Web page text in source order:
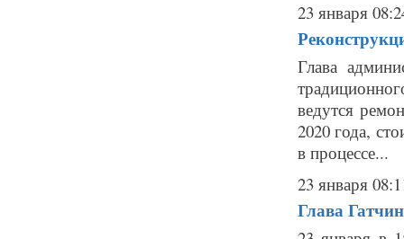
23 января
Глава
ведутся
2020 года,
в процессе...
23 января
Глава